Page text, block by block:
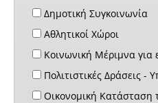
Δημοτική Συγκοινωνία
Αθλητικοί Χώροι
Κοινωνική Μέριμνα για
Πολιτιστικές Δράσεις -
Οικονομική Κατάσταση